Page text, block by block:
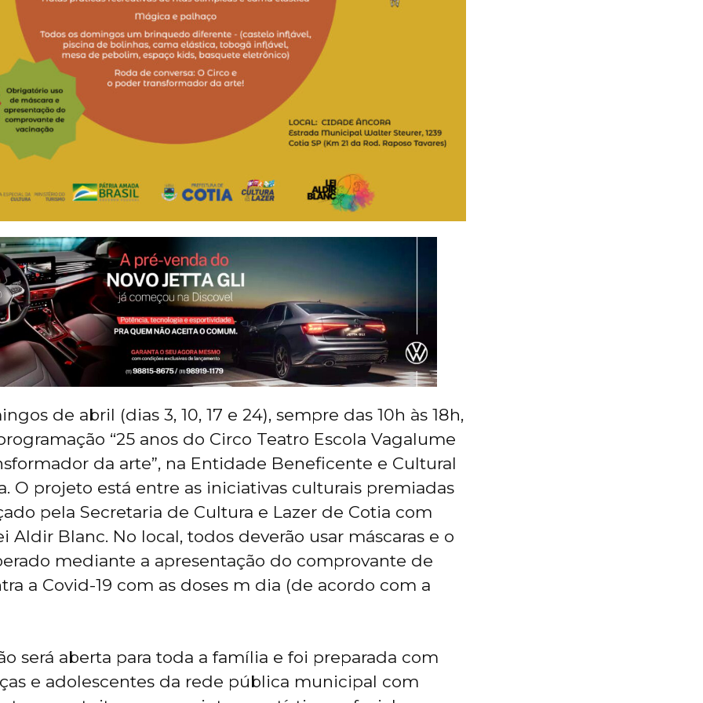
de abril (dias 3, 10, 17 e 24), sempre das 10h às 18h,
“25 anos do Circo Teatro Escola Vagalume
da arte”, na Entidade Beneficente e Cultural
O projeto está entre as iniciativas culturais premiadas
pela Secretaria de Cultura e Lazer de Cotia com
Aldir Blanc. No local, todos deverão usar máscaras e o
mediante a apresentação do comprovante de
a Covid-19 com as doses m dia (de acordo com a
será aberta para toda a família e foi preparada com
e adolescentes da rede pública municipal com